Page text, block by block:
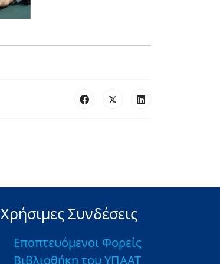
Χρήσιμες Συνδέσεις
Εποπτευόμενοι Φορείς
Βιβλιοθήκη του ΥΠΑΑΤ